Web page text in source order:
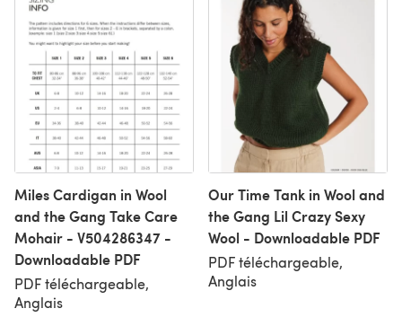
Miles Cardigan in Wool
and the Gang Take Care
Mohair - V504286347 -
Downloadable PDF
PDF téléchargeable,
Anglais
Our Time Tank in Wool and
the Gang Lil Crazy Sexy
Wool - Downloadable PDF
PDF téléchargeable,
Anglais